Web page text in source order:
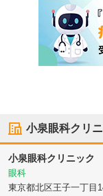
小泉眼科クリ
小泉眼科クリニック
眼科
東京都北区王子一丁目